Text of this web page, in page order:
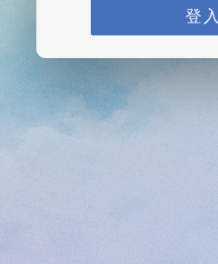
登入